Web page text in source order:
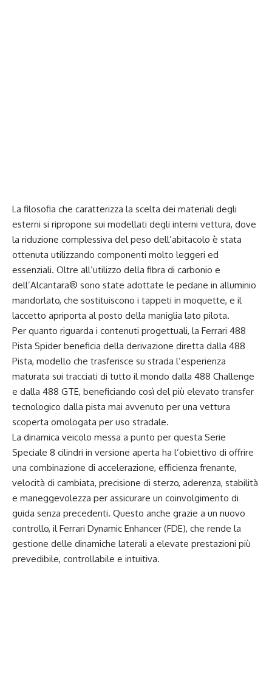
La filosofia che caratterizza la scelta dei materiali degli
esterni si ripropone sui modellati degli interni vettura, dove
la riduzione complessiva del peso dell’abitacolo è stata
ottenuta utilizzando componenti molto leggeri ed
essenziali. Oltre all’utilizzo della fibra di carbonio e
dell’Alcantara® sono state adottate le pedane in alluminio
mandorlato, che sostituiscono i tappeti in moquette, e il
laccetto apriporta al posto della maniglia lato pilota.
Per quanto riguarda i contenuti progettuali, la Ferrari 488
Pista Spider beneficia della derivazione diretta dalla 488
Pista, modello che trasferisce su strada l’esperienza
maturata sui tracciati di tutto il mondo dalla 488 Challenge
e dalla 488 GTE, beneficiando così del più elevato transfer
tecnologico dalla pista mai avvenuto per una vettura
scoperta omologata per uso stradale.
La dinamica veicolo messa a punto per questa Serie
Speciale 8 cilindri in versione aperta ha l’obiettivo di offrire
una combinazione di accelerazione, efficienza frenante,
velocità di cambiata, precisione di sterzo, aderenza, stabilità
e maneggevolezza per assicurare un coinvolgimento di
guida senza precedenti. Questo anche grazie a un nuovo
controllo, il Ferrari Dynamic Enhancer (FDE), che rende la
gestione delle dinamiche laterali a elevate prestazioni più
prevedibile, controllabile e intuitiva.